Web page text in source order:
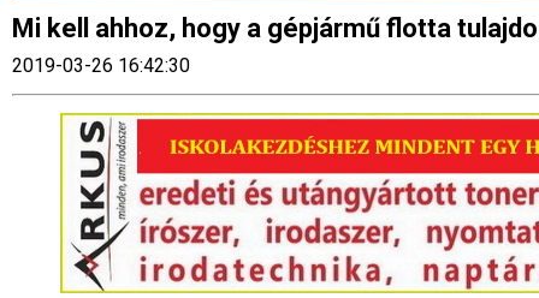
Mi kell ahhoz, hogy a gépjármű flotta
2019-03-26 16:42:30